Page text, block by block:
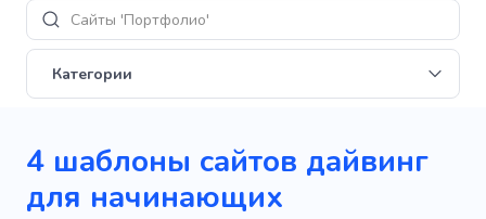
Дизайны
Категории
4 шаблоны сайтов дайвинг
для начинающих